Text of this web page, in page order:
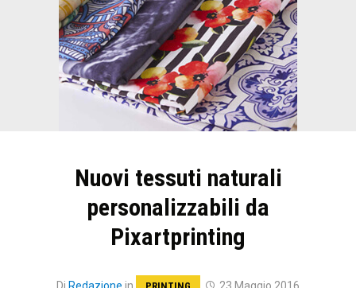
Nuovi tessuti naturali
personalizzabili da
Pixartprinting